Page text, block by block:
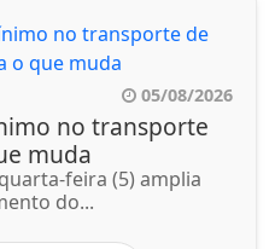
05/08/2026
no transporte
muda
feira (5) amplia
do...